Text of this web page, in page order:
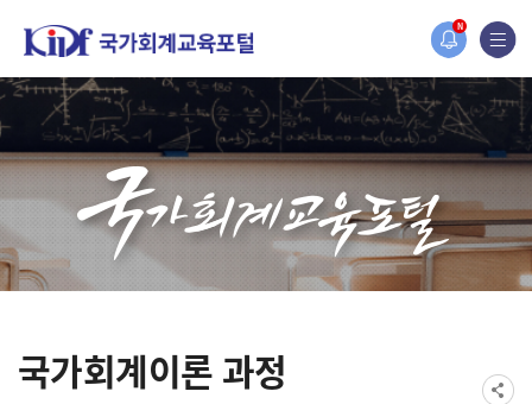
N
홈페이지가 새롭게 개편되었습니다.
한국조세재정연구원홈페이지가 새롭게 개설되었습니다.
국가회계이론 과정